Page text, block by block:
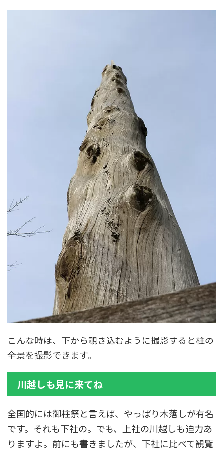
こんな時は、下から覗き込むように撮影すると柱の
全景を撮影できます。
川越しも見に来てね
全国的には御柱祭と言えば、やっぱり木落しが有名
です。それも下社の。でも、上社の川越しも迫力あ
りますよ。前にも書きましたが、下社に比べて観覧